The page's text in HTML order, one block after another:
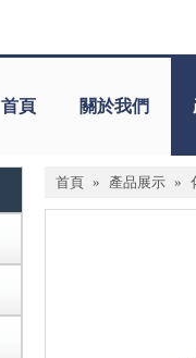
首頁 關於我們
首頁 » 產品展示 »